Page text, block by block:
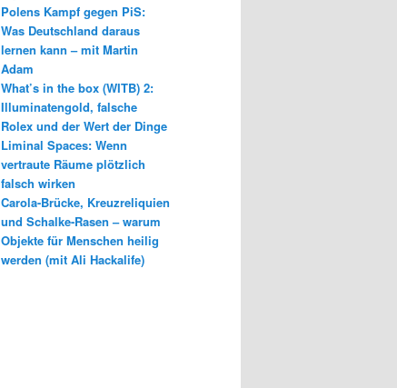
Polens Kampf gegen PiS:
Was Deutschland daraus
lernen kann – mit Martin
Adam
What’s in the box (WITB) 2:
Illuminatengold, falsche
Rolex und der Wert der Dinge
Liminal Spaces: Wenn
vertraute Räume plötzlich
falsch wirken
Carola-Brücke, Kreuzreliquien
und Schalke-Rasen – warum
Objekte für Menschen heilig
werden (mit Ali Hackalife)